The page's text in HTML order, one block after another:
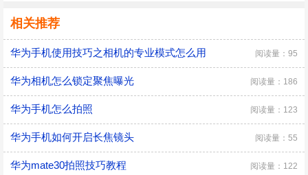
相关推荐
华为手机使用技巧之相机的专业模式怎么用 阅读量：95
华为相机怎么锁定聚焦曝光 阅读量：186
华为手机怎么拍照 阅读量：123
华为手机如何开启长焦镜头 阅读量：55
华为mate30拍照技巧教程 阅读量：122